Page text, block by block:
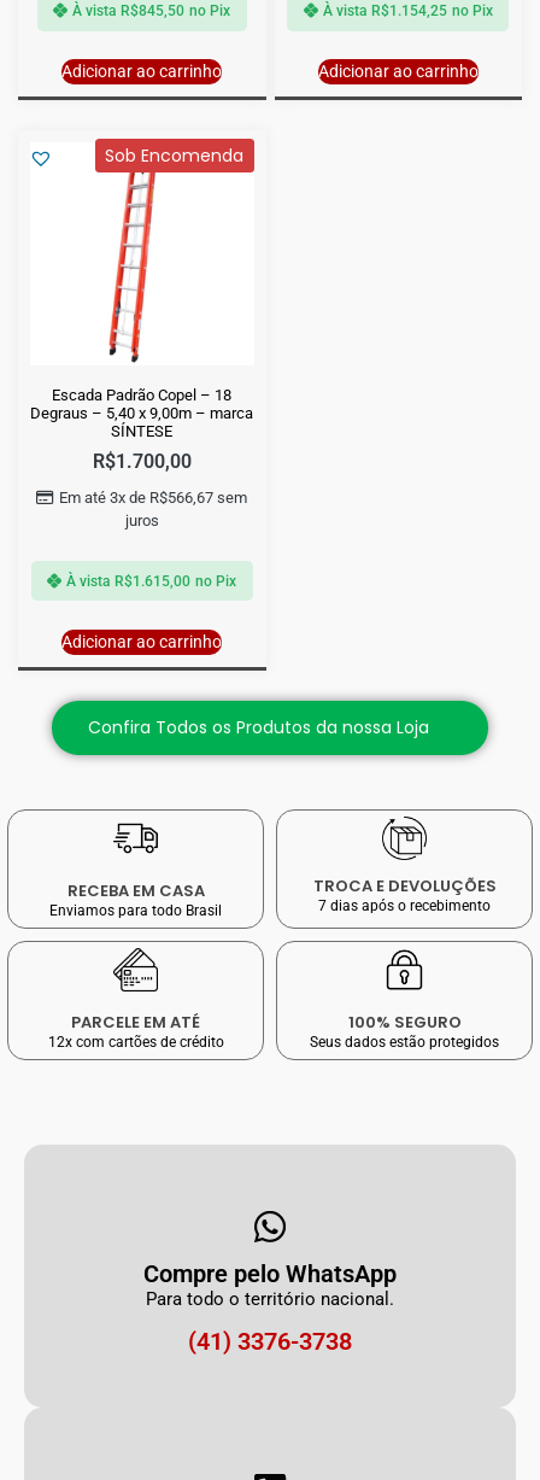
À vista R$845,50 no Pix
Adicionar ao carrinho
À vista R$1.154,25 no Pix
Adicionar ao carrinho
Sob Encomenda
Escada Padrão Copel – 18
Degraus – 5,40 x 9,00m – marca
SÍNTESE
R$1.700,00
Em até 3x de R$566,67 sem
juros
À vista R$1.615,00 no Pix
Adicionar ao carrinho
Confira Todos os Produtos da nossa Loja
RECEBA EM CASA
Enviamos para todo Brasil
TROCA E DEVOLUÇÕES
7 dias após o recebimento
PARCELE EM ATÉ
12x com cartões de crédito
100% SEGURO
Seus dados estão protegidos
Compre pelo WhatsApp
Para todo o território nacional.
(41) 3376-3738